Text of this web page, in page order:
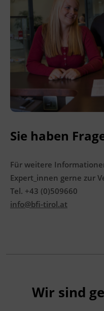
Das Land Tirol
der Kurskosten.
Sie unter
Terminübersicht
Sie haben
Für weitere
Expert_innen gerne zur
Tel. +43 (0)509660
info@bfi-tirol.at
Wir sind